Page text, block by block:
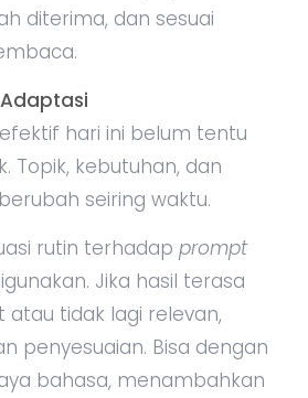
diterima, dan sesuai
hari ini belum tentu
Topik, kebutuhan, dan
seiring waktu.
rutin terhadap prompt
Jika hasil terasa
atau tidak lagi relevan,
penyesuaian. Bisa dengan
bahasa, menambahkan